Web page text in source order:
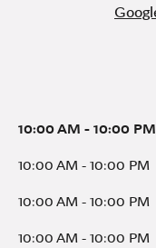
10:00 AM - 10:00 PM
10:00 AM - 10:00 PM
10:00 AM - 10:00 PM
10:00 AM - 10:00 PM